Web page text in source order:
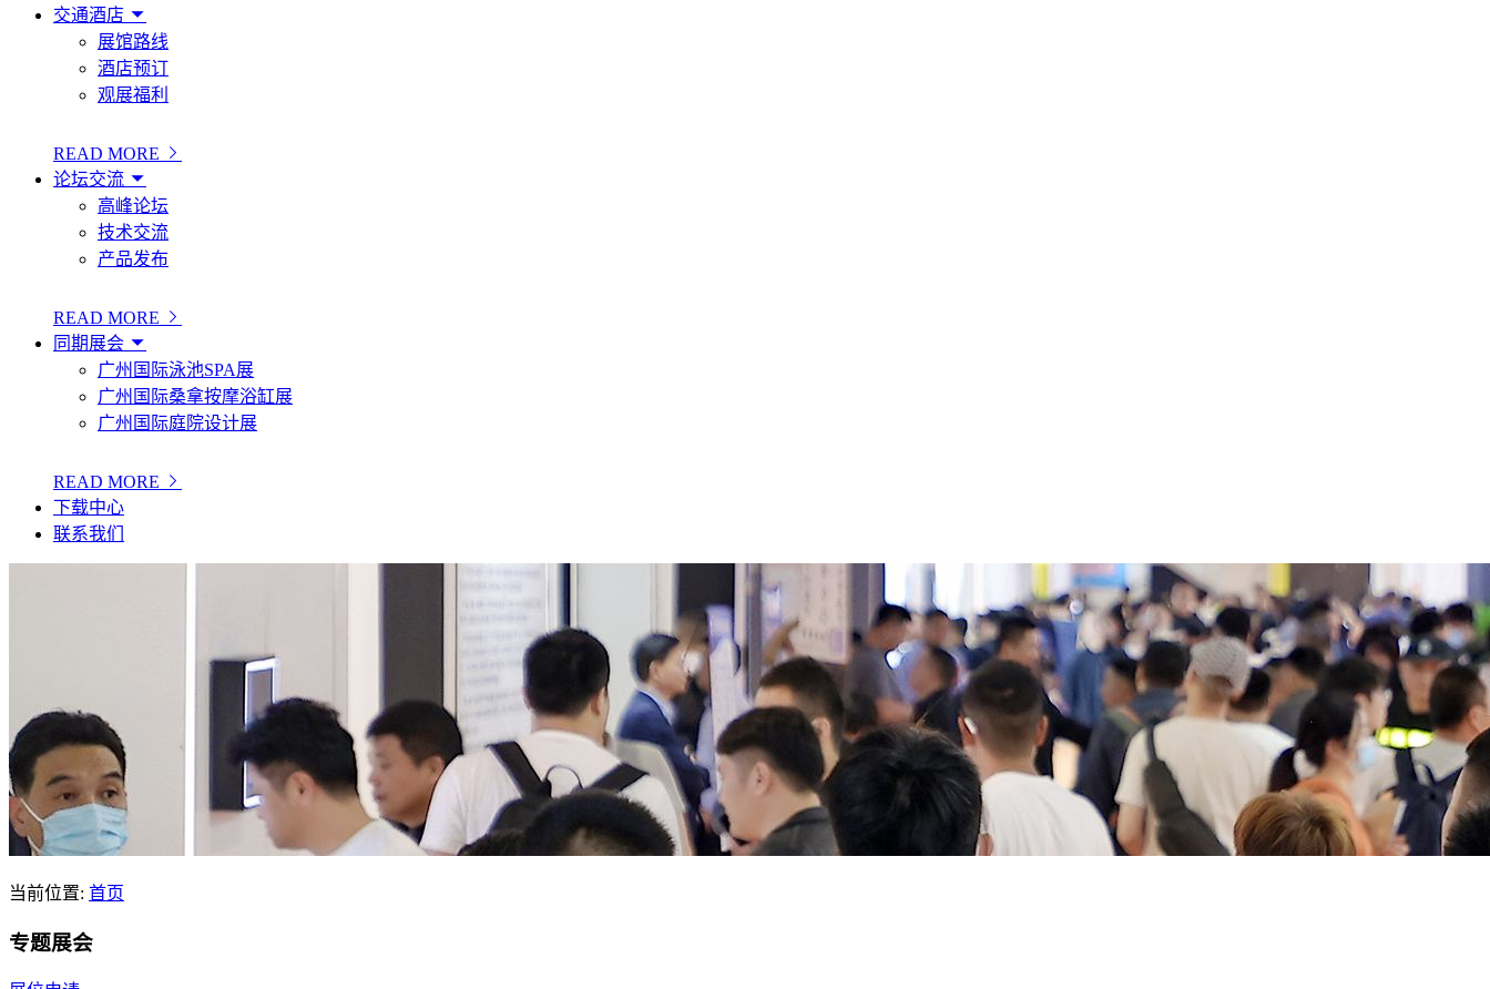
交通酒店
展馆路线
酒店预订
观展福利
READ MORE
论坛交流
高峰论坛
技术交流
产品发布
READ MORE
同期展会
广州国际泳池SPA展
广州国际桑拿按摩浴缸展
广州国际庭院设计展
READ MORE
下载中心
联系我们
当前位置: 首页
专题展会